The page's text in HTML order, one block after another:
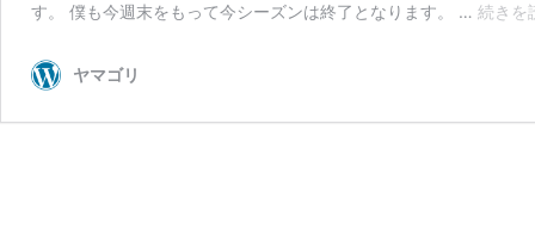
す。 僕も今週末をもって今シーズンは終了となります。 … 続きを
ヤマゴリ